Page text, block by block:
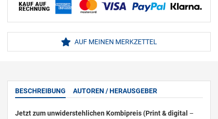
AUF MEINEN MERKZETTEL
BESCHREIBUNG AUTOREN / HERAUSGEBER
Jetzt zum unwiderstehlichen Kombipreis (Print & digital –